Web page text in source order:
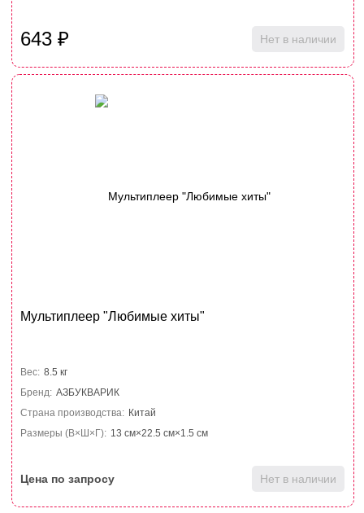
643₽ Нет в наличии
Мультиплеер "Любимые хиты"
Вес: 8.5 кг
Бренд: АЗБУКВАРИК
Страна производства: Китай
Размеры (В×Ш×Г): 13 см×22.5 см×1.5 см
Цена по запросу Нет в наличии